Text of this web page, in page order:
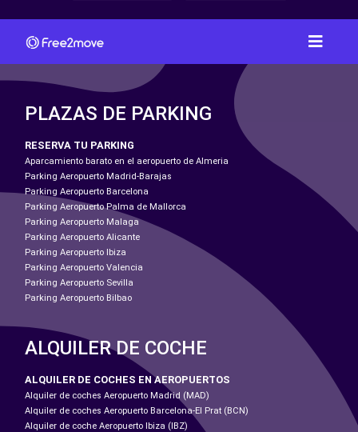
PLAZAS DE PARKING
RESERVA TU PARKING
Aparcamiento barato en el aeropuerto de Almeria
Parking Aeropuerto Madrid-Barajas
Parking Aeropuerto Barcelona
Parking Aeropuerto Palma de Mallorca
Parking Aeropuerto Malaga
Parking Aeropuerto Alicante
Parking Aeropuerto Ibiza
Parking Aeropuerto Valencia
Parking Aeropuerto Sevilla
Parking Aeropuerto Bilbao
ALQUILER DE COCHE
ALQUILER DE COCHES EN AEROPUERTOS
Alquiler de coches Aeropuerto Madrid (MAD)
Alquiler de coches Aeropuerto Barcelona-El Prat (BCN)
Alquiler de coche Aeropuerto Ibiza (IBZ)